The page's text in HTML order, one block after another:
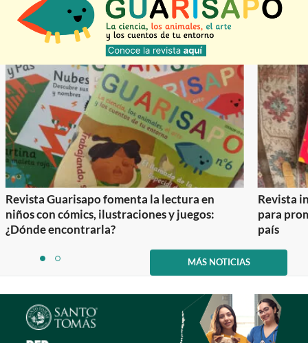
Revista Guarisapo fomenta la lectura en
niños con cómics, ilustraciones y juegos:
¿Dónde encontrarla?
Revista
para
país
itemitem
2
MÁS NOTICIAS